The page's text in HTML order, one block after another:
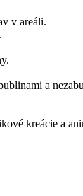
v areáli.
a
kreácie a